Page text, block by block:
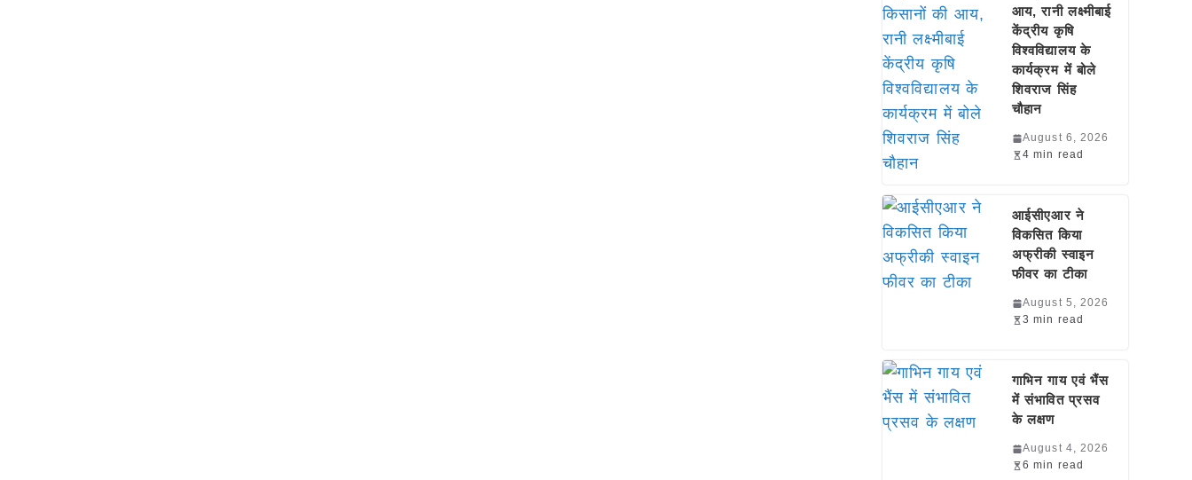
आय, रानी लक्ष्मीबाई
केंद्रीय कृषि
विश्वविद्यालय के
कार्यक्रम में बोले
शिवराज सिंह
चौहान
August 6, 2026
4 min read
आईसीएआर ने
विकसित किया
अफ्रीकी स्वाइन
फीवर का टीका
August 5, 2026
3 min read
गाभिन गाय एवं भैंस
में संभावित प्रसव
के लक्षण
August 4, 2026
6 min read